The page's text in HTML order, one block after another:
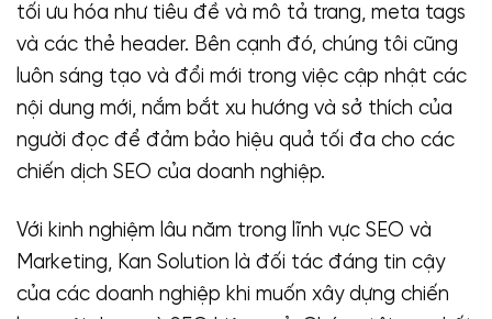
tối ưu hóa như tiêu đề và mô tả trang, meta tags
và các thẻ header. Bên cạnh đó, chúng tôi cũng
luôn sáng tạo và đổi mới trong việc cập nhật các
nội dung mới, nắm bắt xu hướng và sở thích của
người đọc để đảm bảo hiệu quả tối đa cho các
chiến dịch SEO của doanh nghiệp.
Với kinh nghiệm lâu năm trong lĩnh vực SEO và
Marketing, Kan Solution là đối tác đáng tin cậy
của các doanh nghiệp khi muốn xây dựng chiến